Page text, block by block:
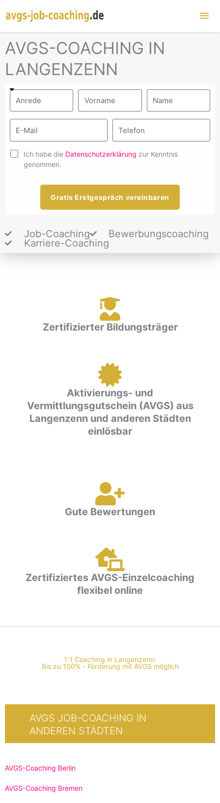
AVGS-COACHING IN
LANGENZENN
Ich habe die Datenschutzerklärung zur Kenntnis
genommen.
Gratis Erstgespräch vereinbaren
Job-Coaching Bewerbungscoaching
Karriere-Coaching
Zertifizierter Bildungsträger
Aktivierungs- und
Vermittlungsgutschein (AVGS) aus
Langenzenn und anderen Städten
einlösbar
Gute Bewertungen
Zertifiziertes AVGS-Einzelcoaching
flexibel online
1:1 Coaching in Langenzenn:
Bis zu 100% - Förderung mit AVGS möglich
AVGS JOB-COACHING IN
ANDEREN STÄDTEN
AVGS-Coaching Berlin
AVGS-Coaching Bremen